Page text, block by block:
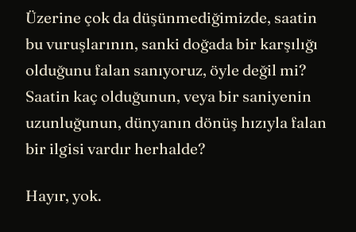
Üzerine çok da düşünmediğimizde, saatin
bu vuruşlarının, sanki doğada bir karşılığı
olduğunu falan sanıyoruz, öyle değil mi?
Saatin kaç olduğunun, veya bir saniyenin
uzunluğunun, dünyanın dönüş hızıyla falan
bir ilgisi vardır herhalde?
Hayır, yok.